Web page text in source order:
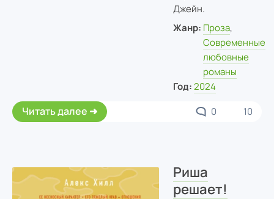
Джейн.
Жанр: Проза,
Современные
любовные
романы
Год: 2024
Читать далее 0 10
Риша
решает!